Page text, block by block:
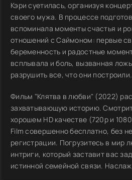
Кэри суетилась, организуя
своего мужа. В процессе
вспоминала моменты счастья и
отношений с Саймоном: первые
беременность и радостные
всплывала и боль, вызванная
разрушить все, что они построили.
Фильм "Клятва в любви" (2022)
захватывающую историю.
хорошем HD качестве (720p и
Film совершенно бесплатно, без
регистрации. Погрузитесь в мир
интриги, который заставит вас
истинной семейной связи.